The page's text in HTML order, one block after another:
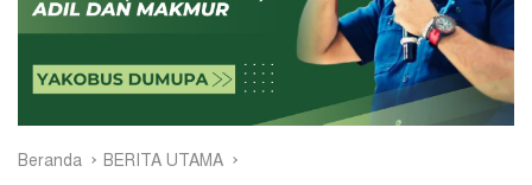
Beranda BERITA UTAMA